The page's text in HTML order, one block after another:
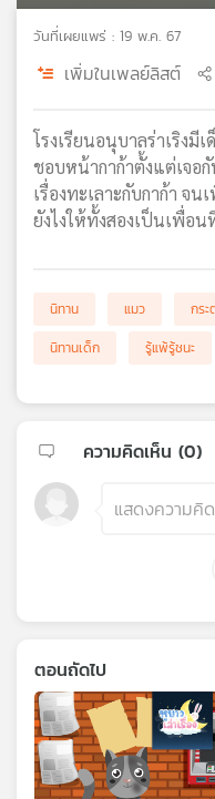
แผนที่
วิทยุ
เครือ
วันที่เผยแพร่ : 19 พ.ค. 67
เพิ่มในเพลย์ลิสต์
โรงเรียนอนุบาลร่าเริงมี
ชอบหน้ากาก้าตั้งแต่เจอ
เรื่องทะเลาะกับกาก้า จ
ยังไงให้ทั้งสองเป็นเพื่อ
นิทาน แมว กระ
นิทานเด็ก
รู้แพ้รู้ชนะ
ความคิดเห็น (0)
ตอนถัดไป